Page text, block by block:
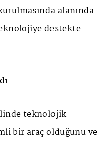
alanında
destekte
teknolojik
bir araç olduğunu ve